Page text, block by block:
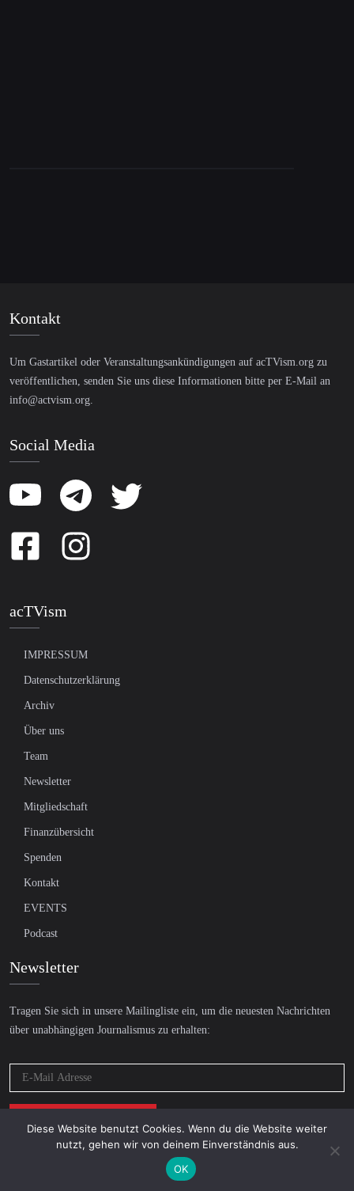
Kontakt
Um Gastartikel oder Veranstaltungsankündigungen auf acTVism.org zu
veröffentlichen, senden Sie uns diese Informationen bitte per E-Mail an
info@actvism.org.
Social Media
acTVism
IMPRESSUM
Datenschutzerklärung
Archiv
Über uns
Team
Newsletter
Mitgliedschaft
Finanzübersicht
Spenden
Kontakt
EVENTS
Podcast
Newsletter
Tragen Sie sich in unsere Mailingliste ein, um die neuesten Nachrichten
über unabhängigen Journalismus zu erhalten:
© 2026 AcTVism Munich e.V. | All rights reserved.
Diese Website benutzt Cookies. Wenn du die Website weiter
nutzt, gehen wir von deinem Einverständnis aus.
OK